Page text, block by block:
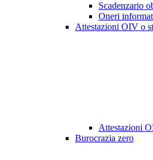
Scadenzario
Oneri
Attestazioni OIV o
Attestazioni
Burocrazia zero